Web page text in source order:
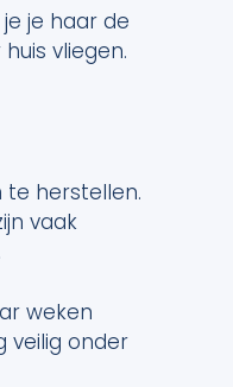
je haar de
vliegen.
te herstellen.
vaak
weken
veilig onder